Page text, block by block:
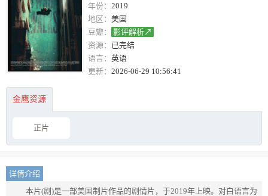
年份： 2019
地区： 美国
豆瓣：
影评解析↗
资源： 已完结
语言： 英语
更新： 2026-06-29 10:56:41
金鹰资源
正片
详情介绍
本片(剧)是一部美国制片作品的剧情片，于2019年上映。对白语言为